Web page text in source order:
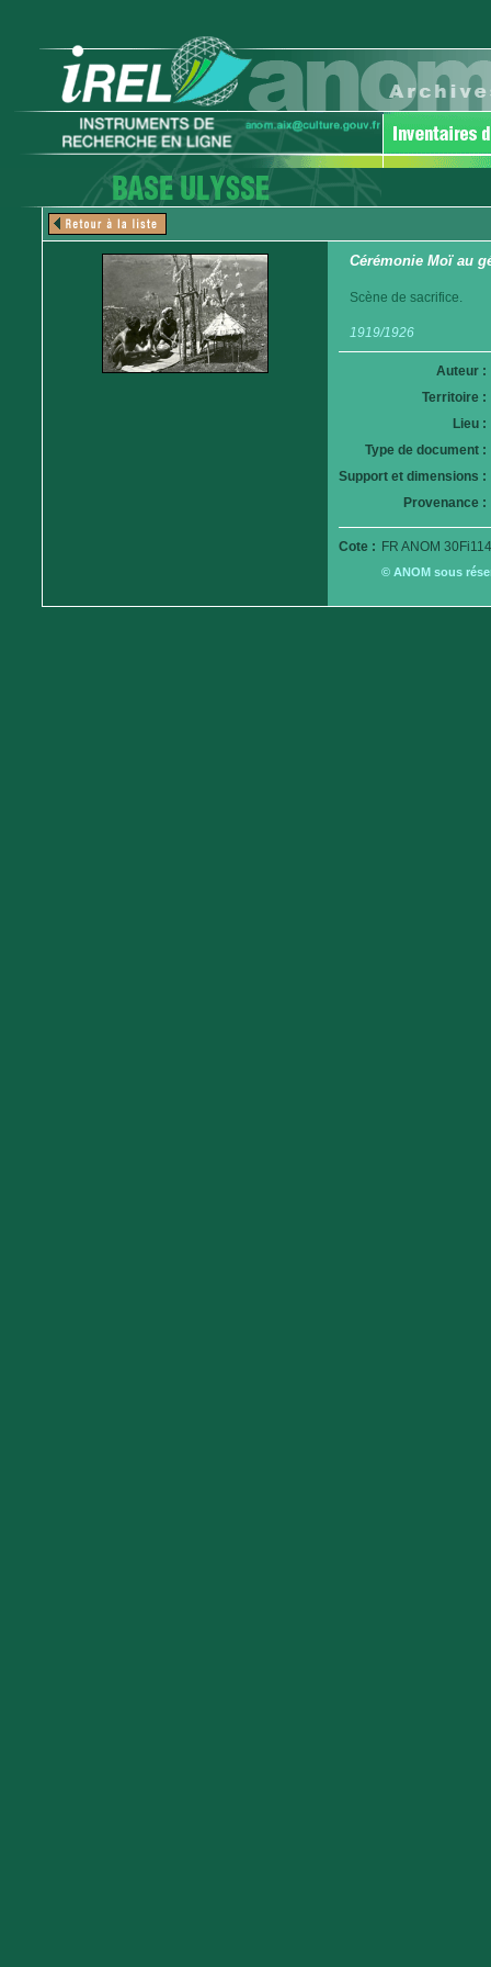
Cérémonie Moï au
Scène de sacrifice.
1919/1926
Auteur :
Territoire :
Lieu :
Type de document :
Support et dimensions :
Provenance :
Cote : FR ANOM
© ANOM sous